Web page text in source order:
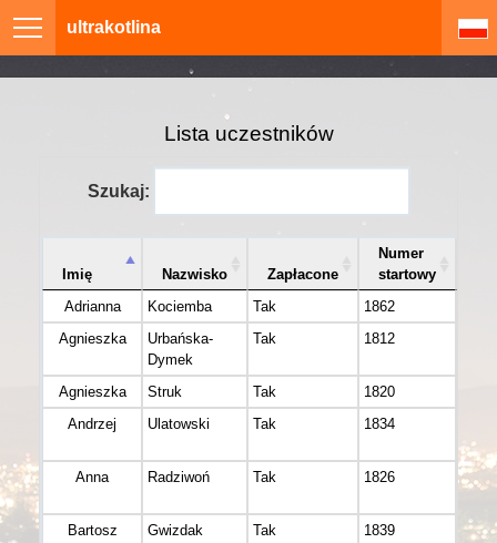
ultrakotlina
Lista uczestników
Szukaj:
Imię Nazwisko Zapłacone
Numer
startowy
Adrianna
Kociemba Tak
1862
Agnieszka
Urbańska-
Dymek
Tak 1812
Agnieszka
Struk Tak 1820
Andrzej
Ulatowski Tak 1834
Anna
Radziwoń Tak 1826
Bartosz
Gwizdak Tak 1839